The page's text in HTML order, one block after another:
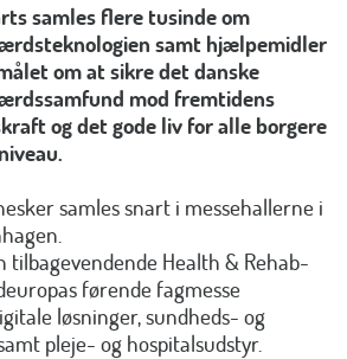
samles flere tusinde om
samt hjælpemidler
om at sikre det danske
mod fremtidens
og det gode liv for alle borgere
samles snart i messehallerne i
tilbagevendende Health & Rehab-
førende fagmesse
løsninger, sundheds- og
pleje- og hospitalsudstyr.